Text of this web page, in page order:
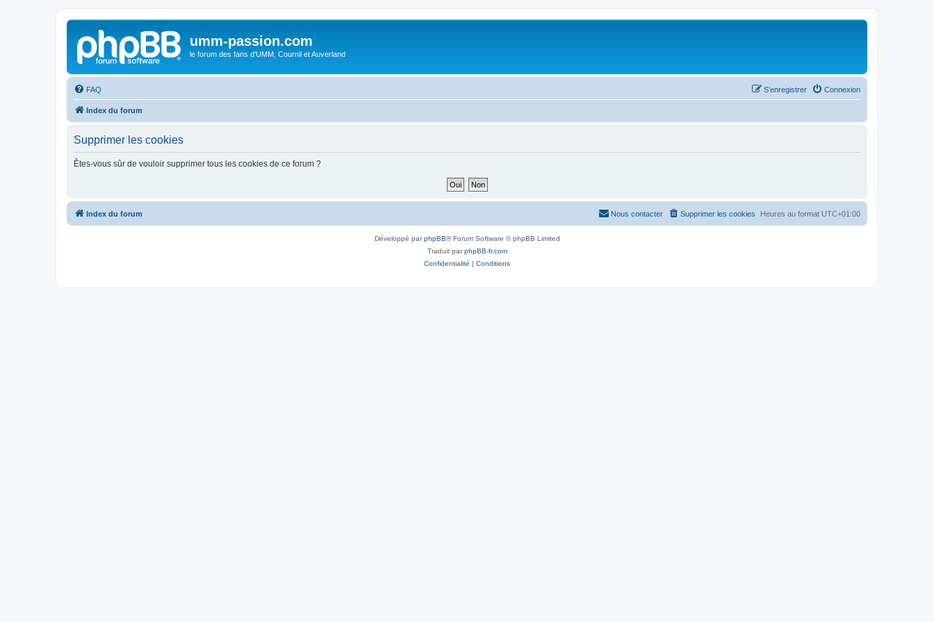
umm-passion.com
le forum des fans d'UMM, Cournil et Auverland
FAQ Connexion
S’enregistrer
Index du forum
Supprimer les cookies
Êtes-vous sûr de vouloir supprimer tous les cookies de ce forum ?
Index du forum Heures au format UTC+01:00
Supprimer les cookies
Nous contacter
Développé parphpBB® Forum Software © phpBB Limited
Traduit parphpBB-fr.com
Confidentialité | Conditions